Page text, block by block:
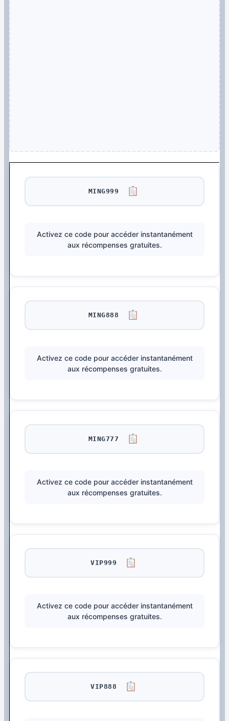
MING999
Activez ce code pour accéder instantanément
aux récompenses gratuites.
MING888
Activez ce code pour accéder instantanément
aux récompenses gratuites.
MING777
Activez ce code pour accéder instantanément
aux récompenses gratuites.
VIP999
Activez ce code pour accéder instantanément
aux récompenses gratuites.
VIP888